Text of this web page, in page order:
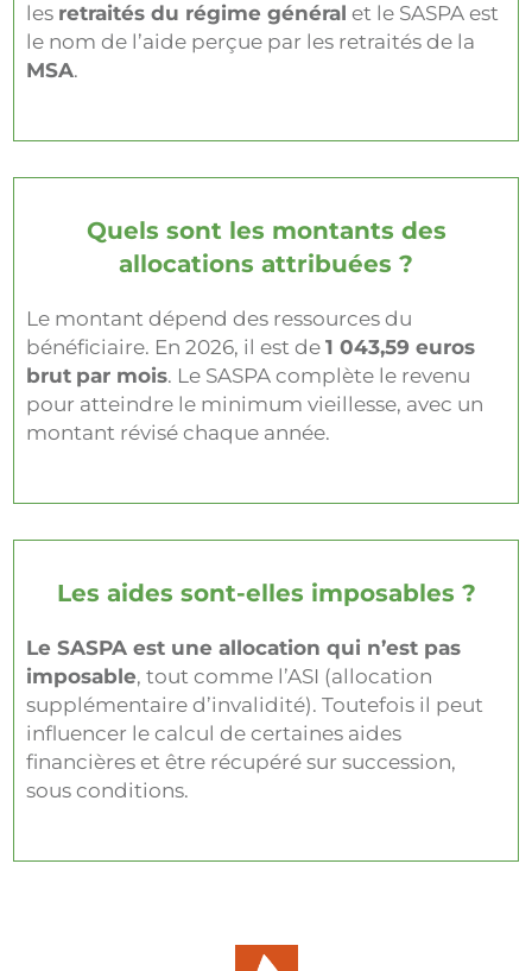
les retraités du régime général et le SASPA est
le nom de l’aide perçue par les retraités de la
MSA.
Quels sont les montants des
allocations attribuées ?
Le montant dépend des ressources du
bénéficiaire. En 2026, il est de1 043,59 euros
brut par mois. Le SASPA complète le revenu
pour atteindre le minimum vieillesse, avec un
montant révisé chaque année.
Les aides sont-elles imposables ?
Le SASPA est une allocation qui n’est pas
imposable, tout comme l’ASI (allocation
supplémentaire d’invalidité). Toutefois il peut
influencer le calcul de certaines aides
financières et être récupéré sur succession,
sous conditions.